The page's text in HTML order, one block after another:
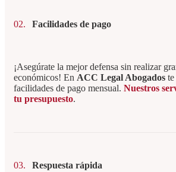
02. Facilidades de pago
¡Asegúrate la mejor defensa sin realizar
económicos! En ACC Legal Abogados
facilidades de pago mensual. Nuestros
tu presupuesto.
03. Respuesta rápida